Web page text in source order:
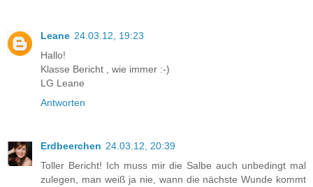
Leane 24.03.12, 19:23
Hallo!
Klasse Bericht , wie immer :-)
LG Leane
Antworten
Erdbeerchen 24.03.12, 20:39
Toller Bericht! Ich muss mir die Salbe auch unbedingt mal
zulegen, man weiß ja nie, wann die nächste Wunde kommt